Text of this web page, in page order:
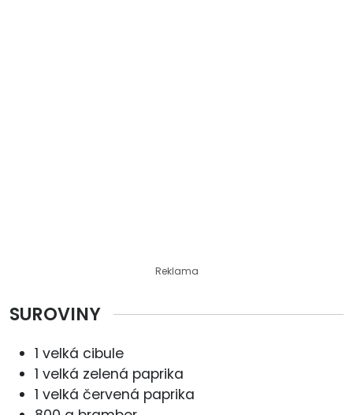
Reklama
SUROVINY
1 velká cibule
1 velká zelená paprika
1 velká červená paprika